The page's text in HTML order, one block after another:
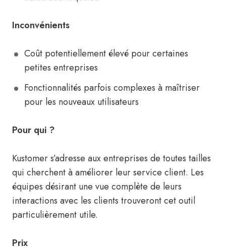
Inconvénients
Coût potentiellement élevé pour certaines
petites entreprises
Fonctionnalités parfois complexes à maîtriser
pour les nouveaux utilisateurs
Pour qui ?
Kustomer s’adresse aux entreprises de toutes tailles
qui cherchent à améliorer leur service client. Les
équipes désirant une vue complète de leurs
interactions avec les clients trouveront cet outil
particulièrement utile.
Prix